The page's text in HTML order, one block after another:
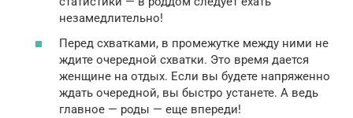
незамедлительно!
Перед схватками, в промежутке между ними не
ждите очередной схватки. Это время дается
женщине на отдых. Если вы будете напряженно
ждать очередной, вы быстро устанете. А ведь
главное — роды — еще впереди!